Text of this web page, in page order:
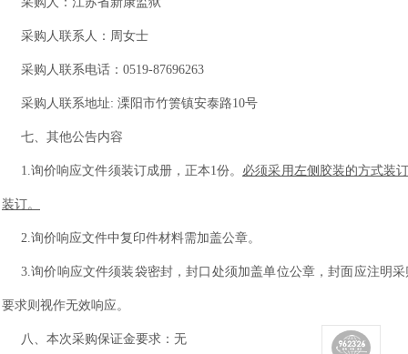
采购人联系人：周女士
采购人联系电话： 0519-87696263
采购人联系地址: 溧阳市竹箦镇安泰路10号
七、其他公告内容
1.询价响应文件须装订成册，正本1份。 必须采用左侧胶装的方式装
装订。
2.询价响应文件中复印件材料需加盖公章。
3.询价响应文件须装袋密封，封口处须加盖单位公章，封面应注明
要求则视作无效响应。
八、本次采购保证金要求：无